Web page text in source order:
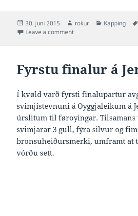
Posted
on
30. juni 2015 Author
rokur Categories
Kapping
Leave a commenton Næstu riðlar á Jersey
Fyrstu finalur á
Í kvøld varð fyrsti finalupartur
svimjistevnuni á Oyggjaleikum á
úrslitum til føroyingar.
svimjarar 3 gull, fýra silvur og
bronsuheiðursmerki, umframt at
vórðu sett.